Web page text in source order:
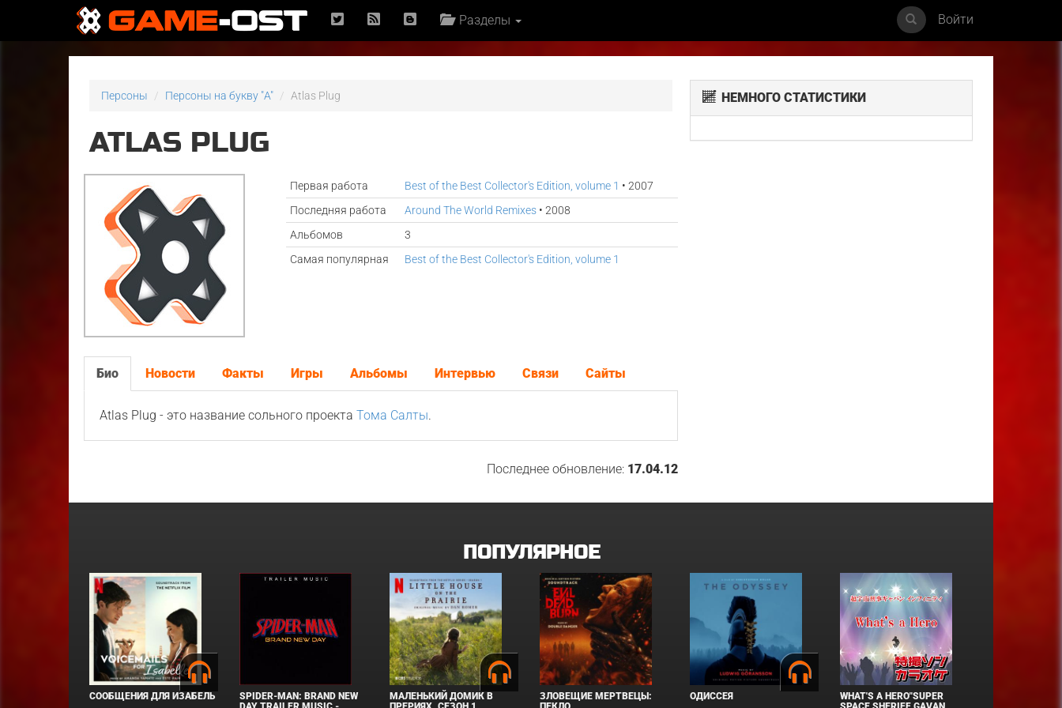
Разделы Войти
Персоны Персоны на букву "A" Atlas Plug
ATLAS PLUG
Первая работа Best of the Best Collector's Edition, volume 1 • 2007
Последняя работа
Around The World Remixes• 2008
Альбомов
3
Самая популярная
Best of the Best Collector's Edition, volume 1
Био Новости Факты Игры Альбомы Интервью Связи Сайты
Atlas Plug - это название сольного проектаТома Салты.
Последнее обновление: 17.04.12
НЕМНОГО СТАТИСТИКИ
ПОПУЛЯРНОЕ
СООБЩЕНИЯ ДЛЯ ИЗАБЕЛЬ
SPIDER-MAN: BRAND NEW
МАЛЕНЬКИЙ ДОМИК В
ЗЛОВЕЩИЕ МЕРТВЕЦЫ:
ОДИССЕЯ
WHAT'S A HERO"SUPER